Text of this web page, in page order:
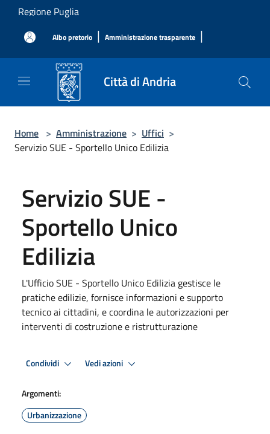
Salta al contenuto principale
Regione Puglia
Albo pretorio | Amministrazione trasparente |
Città di Andria
Home > Amministrazione > Uffici >
Servizio SUE - Sportello Unico Edilizia
Servizio SUE -
Sportello Unico
Edilizia
L'Ufficio SUE - Sportello Unico Edilizia gestisce le
pratiche edilizie, fornisce informazioni e supporto
tecnico ai cittadini, e coordina le autorizzazioni per
interventi di costruzione e ristrutturazione
Condividi Vedi azioni
Argomenti:
Urbanizzazione